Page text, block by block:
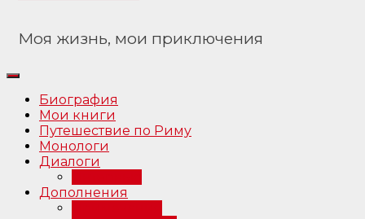
Моя жизнь, мои приключения
Биография
Мои книги
Путешествие по Риму
Монологи
Диалоги
Дополнения